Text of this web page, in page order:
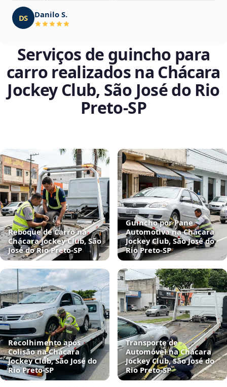
DS Danilo S.
Serviços de guincho para
carro realizados na Chácara
Jockey Club, São José do Rio
Preto‑SP
Reboque de Carro na
Chácara Jockey Club, São
José do Rio Preto‑SP
Guincho por Pane
Automotiva na Chácara
Jockey Club, São José do
Rio Preto‑SP
Recolhimento após
Colisão na Chácara
Jockey Club, São José do
Rio Preto‑SP
Transporte de
Automóvel na Chácara
Jockey Club, São José do
Rio Preto‑SP